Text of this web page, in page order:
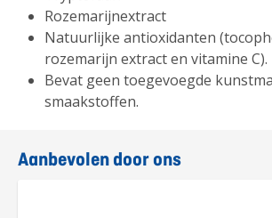
Rozemarijnextract
Natuurlijke antioxidanten
rozemarijn extract en vitamine C).
Bevat geen toegevoegde
smaakstoffen.
Aanbevolen door ons